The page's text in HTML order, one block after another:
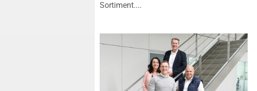
Sortiment....